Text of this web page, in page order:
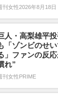
刊女性2026年8月18日
人・高梨雄平
「ゾンビのせ
」ファンの反
れ”
刊女性PRIME